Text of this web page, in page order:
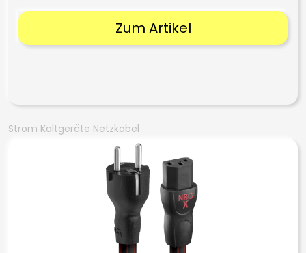
Zum Artikel
Strom Kaltgeräte Netzkabel